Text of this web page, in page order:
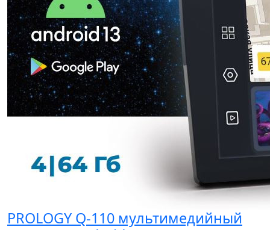
PROLOGY Q-110 мультимедийный